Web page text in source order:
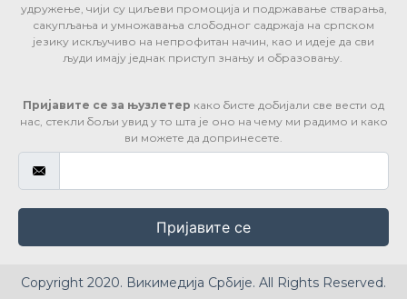
удружење, чији су циљеви промоција и подржавање стварања,
сакупљања и умножавања слободног садржаја на српском
језику искључиво на непрофитан начин, као и идеје да сви
људи имају једнак приступ знању и образовању.
Пријавите се за њузлетер како бисте добијали све вести од
нас, стекли бољи увид у то шта је оно на чему ми радимо и како
ви можете да допринесете.
Пријавите се
Copyright 2020. Викимедија Србије. All Rights Reserved.